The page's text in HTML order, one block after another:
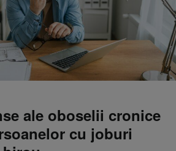
ale oboselii cronice
cu joburi